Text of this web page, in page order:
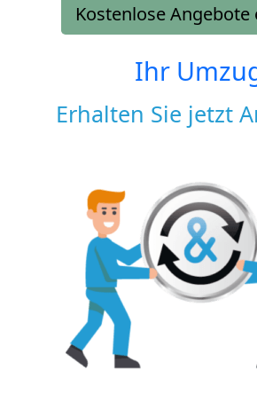
Kostenlose Angebote
Ihr
Erhalten Sie jetzt